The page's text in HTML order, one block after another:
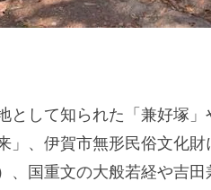
として知られた「兼好塚
」、伊賀市無形民俗文化
、国重文の大般若経や吉